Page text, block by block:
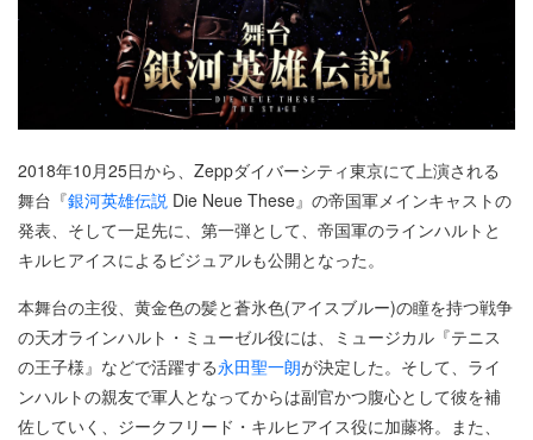
2018年10月25日から、Zeppダイバーシティ東京にて上演される
舞台『銀河英雄伝説 Die Neue These』の帝国軍メインキャストの
発表、そして一足先に、第一弾として、帝国軍のラインハルトと
キルヒアイスによるビジュアルも公開となった。
本舞台の主役、黄金色の髪と蒼氷色(アイスブルー)の瞳を持つ戦争
の天才ラインハルト・ミューゼル役には、ミュージカル『テニス
の王子様』などで活躍する永田聖一朗が決定した。そして、ライ
ンハルトの親友で軍人となってからは副官かつ腹心として彼を補
佐していく、ジークフリード・キルヒアイス役に加藤将。また、